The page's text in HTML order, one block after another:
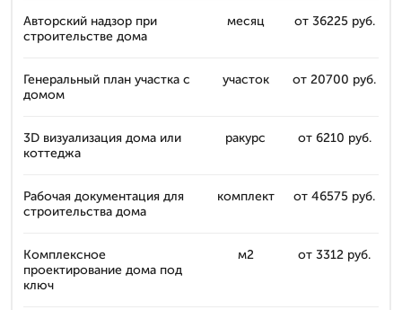
Авторский надзор при
строительстве дома
месяц от 36225 руб.
Генеральный план участка с
домом
участок от 20700 руб.
3D визуализация дома или
коттеджа
ракурс от 6210 руб.
Рабочая документация для
строительства дома
комплект от 46575 руб.
Комплексное
проектирование дома под
ключ
м2 от 3312 руб.